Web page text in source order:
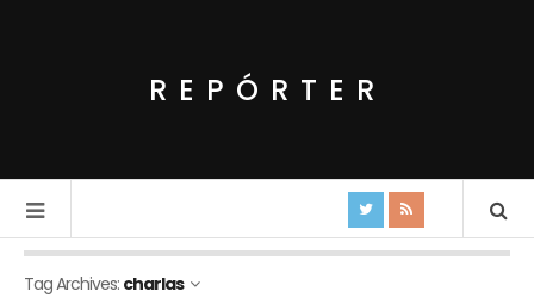
REPÓRTER
Tag Archives: charlas